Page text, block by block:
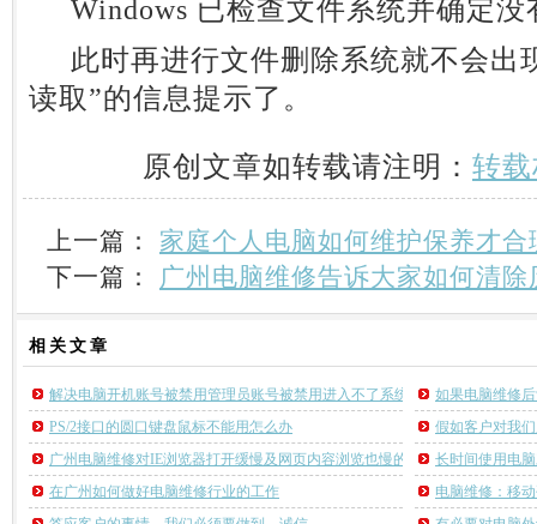
Windows 已检查文件系统并确定没
此时再进行文件删除系统就不会出
读取”的信息提示了。
原创文章如转载请注明： 转
上一篇： 家庭个人电脑如何维护保养才合
下一篇： 广州电脑维修告诉大家如何清
相关 文章
解决电脑开机账号被禁用管理员账号被禁用进入不了系统的方法如果电脑维修
PS/2接口的圆口键盘鼠标不能用怎么办
假如客户对我
广州电脑维修对IE浏览器打开缓慢及网页内容浏览也慢的原因分析长时间使用电
在广州如何做好电脑维修行业的工作
电脑维修：移